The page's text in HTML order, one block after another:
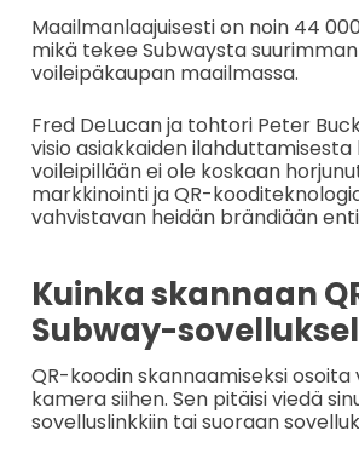
Maailmanlaajuisesti on noin 44
mikä tekee Subwaysta
voileipäkaupan maailmassa.
Fred DeLucan ja tohtori Peter
visio asiakkaiden ilahduttamisesta
voileipillään ei ole koskaan
markkinointi ja QR-
vahvistavan heidän brändiään
Kuinka skannaan
Subway-
QR-koodin skannaamiseksi
kamera siihen. Sen pitäisi viedä
sovelluslinkkiin tai suoraan